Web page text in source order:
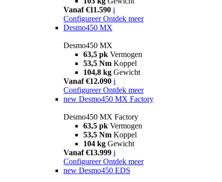
Vanaf €11.590 i
Configureer Ontdek meer
Desmo450 MX
Desmo450 MX
63,5 pk Vermogen
53,5 Nm Koppel
104,8 kg Gewicht
Vanaf €12.090 i
Configureer Ontdek meer
new Desmo450 MX Factory
Desmo450 MX Factory
63,5 pk Vermogen
53,5 Nm Koppel
104 kg Gewicht
Vanaf €13.999 i
Configureer Ontdek meer
new Desmo450 EDS